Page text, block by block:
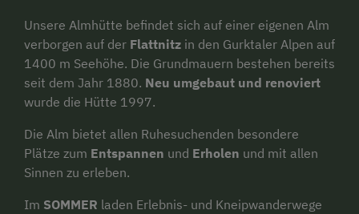
Unsere Almhütte befindet sich auf einer eigenen Alm
verborgen auf der Flattnitz in den Gurktaler Alpen auf
1400 m Seehöhe. Die Grundmauern bestehen bereits
seit dem Jahr 1880. Neu umgebaut und renoviert
wurde die Hütte 1997.
Die Alm bietet allen Ruhesuchenden besondere
Plätze zum Entspannen und Erholen und mit allen
Sinnen zu erleben.
Im SOMMER laden Erlebnis- und Kneipwanderwege